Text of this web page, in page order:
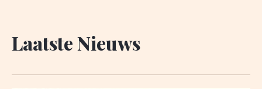
Laatste Nieuws